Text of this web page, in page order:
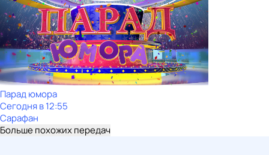
Парад юмора
Сегодня в 12:55
Сарафан
Больше похожих передач